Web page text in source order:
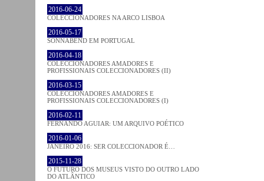
2016-06-24
COLECCIONADORES NA ARCO LISBOA
2016-05-17
SONNABEND EM PORTUGAL
2016-04-18
COLECCIONADORES AMADORES E
PROFISSIONAIS COLECCIONADORES (II)
2016-03-15
COLECCIONADORES AMADORES E
PROFISSIONAIS COLECCIONADORES (I)
2016-02-11
FERNANDO AGUIAR: UM ARQUIVO POÉTICO
2016-01-06
JANEIRO 2016: SER COLECCIONADOR É…
2015-11-28
O FUTURO DOS MUSEUS VISTO DO OUTRO LADO
DO ATLÂNTICO